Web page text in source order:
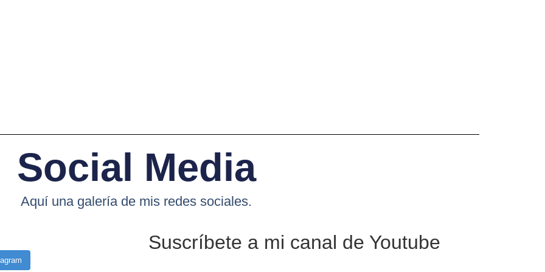
Social Media
Aquí una galería de mis redes sociales.
Suscríbete a mi canal de Youtube